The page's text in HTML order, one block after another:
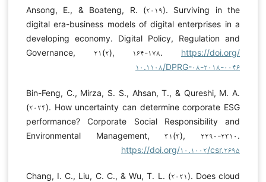
Ansong, E., & Boateng, R. (۲۰۱۹). Surviving in the
digital era-business models of digital enterprises in a
developing economy. Digital Policy, Regulation and
Governance, ۲۱(۲), ۱۶۴-۱۷۸. https://doi.org/
۱۰.۱۱۰۸/DPRG-۰۸-۲۰۱۸-۰۰۴۶
Bin-Feng, C., Mirza, S. S., Ahsan, T., & Qureshi, M. A.
(۲۰۲۴). How uncertainty can determine corporate ESG
performance? Corporate Social Responsibility and
Environmental Management, ۳۱(۳), ۲۲۹۰-۲۳۱۰.
https://doi.org/۱۰.۱۰۰۲/csr.۲۶۹۵
Chang, I. C., Liu, C. C., & Wu, T. L. (۲۰۲۱). Does cloud